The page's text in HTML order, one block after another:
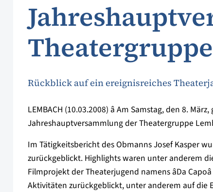
Rückblick auf ein ereignisreiches
LEMBACH (10.03.2008) â Am Samstag, den 8.
Jahreshauptversammlung der Theatergruppe
Im Tätigkeitsbericht des Obmanns Josef Kasper
zurückgeblickt. Highlights waren unter anderem die
Filmprojekt der Theaterjugend namens âDa
Aktivitäten zurückgeblickt, unter anderem auf die